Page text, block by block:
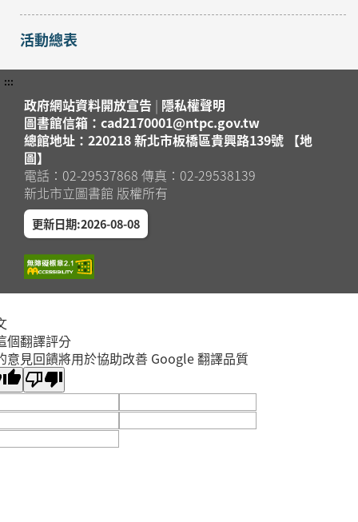
活動總表
:::
政府網站資料開放宣告 | 隱私權聲明
圖書館信箱：cad2170001@ntpc.gov.tw
總館地址：220218 新北市板橋區貴興路139號 【地
圖】
電話：02-29537868 傳真：02-29538139
新北市立圖書館 版權所有
更新日期:2026-08-08
個翻譯評分
意見回饋將用於協助改善 Google 翻譯品質